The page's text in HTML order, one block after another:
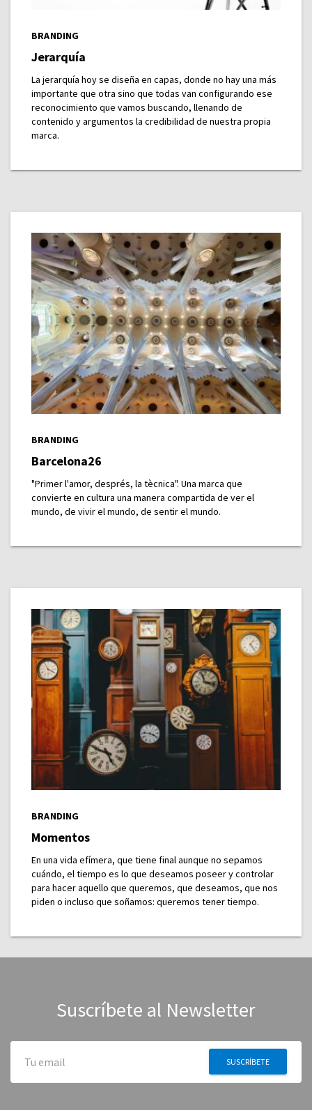
BRANDING
Jerarquía
La jerarquía hoy se diseña en capas, donde no hay una más
importante que otra sino que todas van configurando ese
reconocimiento que vamos buscando, llenando de
contenido y argumentos la credibilidad de nuestra propia
marca.
BRANDING
Barcelona26
"Primer l'amor, després, la tècnica". Una marca que
convierte en cultura una manera compartida de ver el
mundo, de vivir el mundo, de sentir el mundo.
BRANDING
Momentos
En una vida efímera, que tiene final aunque no sepamos
cuándo, el tiempo es lo que deseamos poseer y controlar
para hacer aquello que queremos, que deseamos, que nos
piden o incluso que soñamos: queremos tener tiempo.
Suscríbete al Newsletter